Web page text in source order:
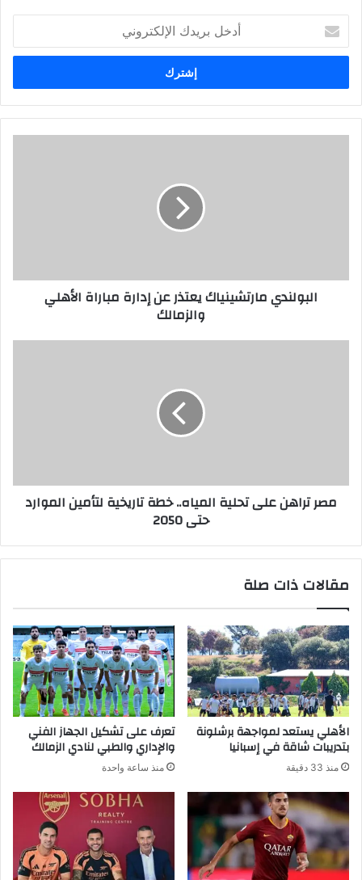
بريدك
الإلكتروني
البولندي مارتشينياك يعتذر عن إدارة مباراة الأهلي
والزمالك
مصر تراهن على تحلية المياه.. خطة تاريخية لتأمين الموارد
حتى 2050
مقالات ذات صلة
الأهلي يستعد لمواجهة برشلونة
بتدريبات شاقة في إسبانيا
منذ 33 دقيقة
تعرف على تشكيل الجهاز الفني
والإداري والطبي لنادي الزمالك
منذ ساعة واحدة